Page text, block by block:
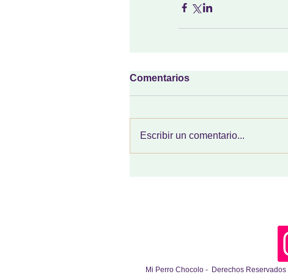
Comentarios
Escribir un comentario...
Mi Perro Chocolo - Derechos